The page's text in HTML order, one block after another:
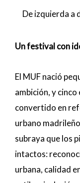
De izquierda a
Un festival con
El MUF nació
ambición, y cinco
convertido en
urbano
subraya que los
intactos:
urbana, calidad